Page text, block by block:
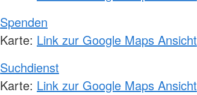
Spenden
Karte: Link zur Google Maps Ansicht
Suchdienst
Karte: Link zur Google Maps Ansicht